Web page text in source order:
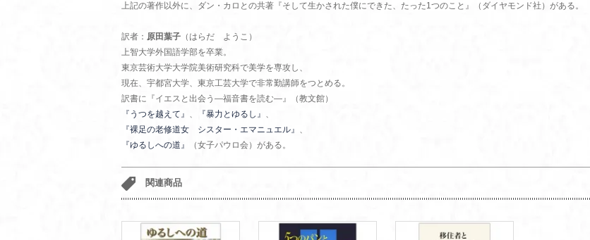
上記の著作以外に、ダン・カロとの共著『そして生かされた僕にできた、たった1つのこと』（ダイヤモンド社）がある。
訳者： 原田葉子 （はらだ ようこ）
上智大学外国語学部を卒業。
東京芸術大学大学院美術研究科で美学を専攻し、
現在、宇都宮大学、東京工芸大学で非常勤講師をつとめる。
訳書に『イエスと出会う―福音書を読む―』（教文館）
『うつを越えて』 、 『暴力とゆるし』 、
『裸足の老修道女 シスター・エマニュエル』 、
『ゆるしへの道』
（女子パウロ会）がある。
関連商品